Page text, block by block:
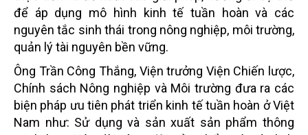
để áp dụng mô hình kinh tế tuần hoàn và các
nguyên tắc sinh thái trong nông nghiệp, môi trường,
quản lý tài nguyên bền vững.
Ông Trần Công Thắng, Viện trưởng Viện Chiến lược,
Chính sách Nông nghiệp và Môi trường đưa ra các
biện pháp ưu tiên phát triển kinh tế tuần hoàn ở Việt
Nam như: Sử dụng và sản xuất sản phẩm thông